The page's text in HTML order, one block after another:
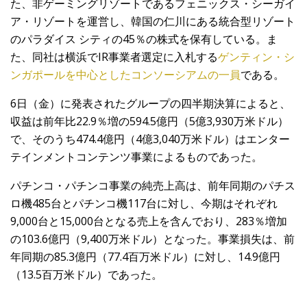
た、非ゲーミングリゾートであるフェニックス・シーガイ
ア・リゾートを運営し、韓国の仁川にある統合型リゾート
のパラダイス シティの45％の株式を保有している。ま
た、同社は横浜でIR事業者選定に入札するゲンティン・シ
ンガポールを中心としたコンソーシアムの一員である。
6日（金）に発表されたグループの四半期決算によると、
収益は前年比22.9％増の594.5億円（5億3,930万米ドル）
で、そのうち474.4億円（4億3,040万米ドル）はエンター
テインメントコンテンツ事業によるものであった。
パチンコ・パチンコ事業の純売上高は、前年同期のパチス
ロ機485台とパチンコ機117台に対し、今期はそれぞれ
9,000台と15,000台となる売上を含んでおり、283％増加
の103.6億円（9,400万米ドル）となった。事業損失は、前
年同期の85.3億円（77.4百万米ドル）に対し、14.9億円
（13.5百万米ドル）であった。